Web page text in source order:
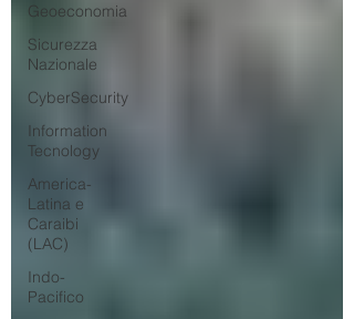
Geoeconomia
Sicurezza
Nazionale
CyberSecurity
Information
Tecnology
America-
Latina e
Caraibi
(LAC)
Indo-
Pacifico